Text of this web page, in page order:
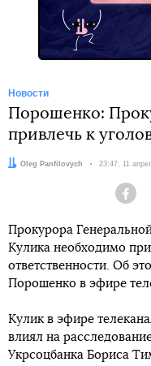
Новости
Порошенко:
привлечь к
Автор:
Oleg Panfilovych Дата:
23:47, 11
Прокурора
Кулика необходимо
ответственности. Об
Порошенко в эфире
Кулик в эфире
влиял на
Укрсоцбанка Бориса